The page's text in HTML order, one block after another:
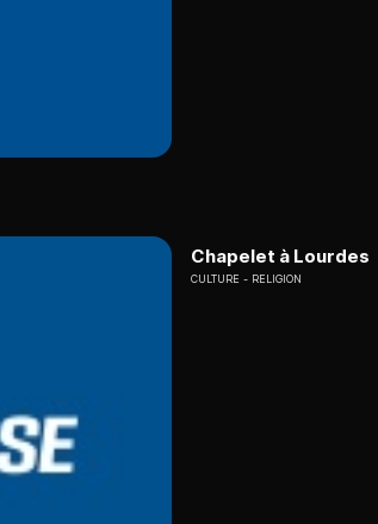
Chapelet à Lourdes
CULTURE RELIGION